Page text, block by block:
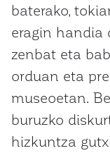
baterako,
eragin handia
zenbat eta
orduan eta
museoetan.
buruzko
hizkuntza